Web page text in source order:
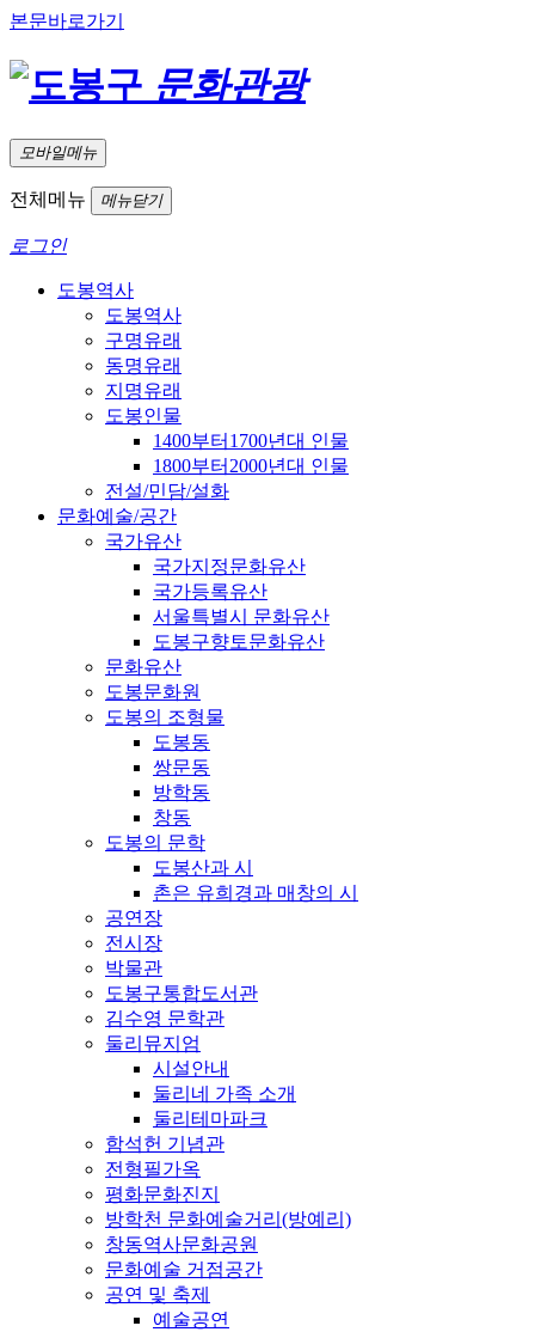
본문바로가기
문화관광
모바일메뉴
전체메뉴 메뉴닫기
로그인
도봉역사
도봉역사
구명유래
동명유래
지명유래
도봉인물
1400부터1700년대 인물
1800부터2000년대 인물
전설/민담/설화
문화예술/공간
국가유산
국가지정문화유산
국가등록유산
서울특별시 문화유산
도봉구향토문화유산
문화유산
도봉문화원
도봉의 조형물
도봉동
쌍문동
방학동
창동
도봉의 문학
도봉산과 시
촌은 유희경과 매창의 시
공연장
전시장
박물관
도봉구통합도서관
김수영 문학관
둘리뮤지엄
시설안내
둘리네 가족 소개
둘리테마파크
함석헌 기념관
전형필가옥
평화문화진지
방학천 문화예술거리(방예리)
창동역사문화공원
문화예술 거점공간
공연 및 축제
예술공연